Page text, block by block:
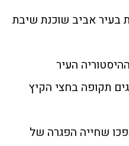
בעיר אביב שוכנת שיבת
העיר
תקופה בחצי הקיץ
שחייה הפגרה של